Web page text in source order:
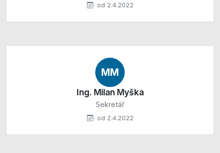
od 2.4.2022
MM
Ing. Milan Myška
Sekretář
od 2.4.2022